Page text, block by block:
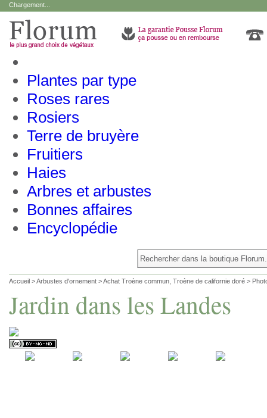
Chargement...
Plantes par type
Roses rares
Rosiers
Terre de bruyère
Fruitiers
Haies
Arbres et arbustes
Bonnes affaires
Encyclopédie
Accueil >Arbustes d'ornement >Achat Troène commun, Troène de californie doré >
Jardin dans les Landes